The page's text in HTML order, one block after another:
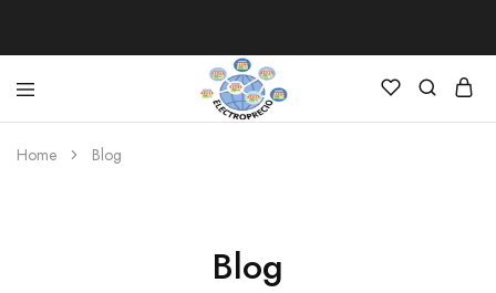
Electroprecio
Home Blog
Blog